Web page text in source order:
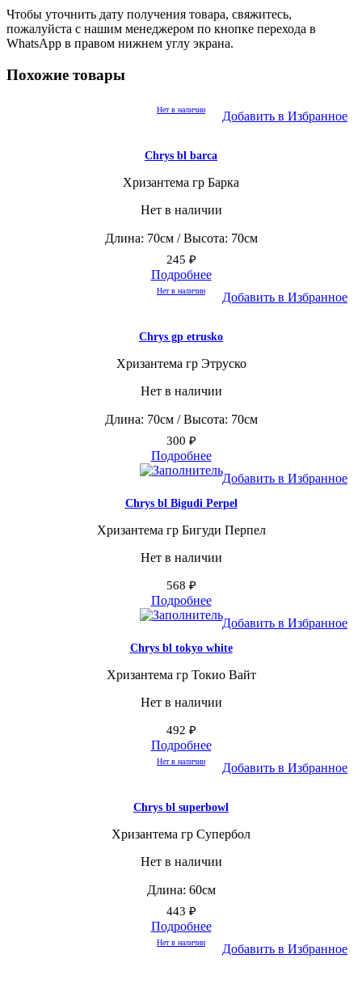
Чтобы уточнить дату получения товара, свяжитесь,
пожалуйста с нашим менеджером по кнопке перехода в
WhatsApp в правом нижнем углу экрана.
Похожие товары
Нет в наличии Добавить в Избранное
Chrys bl barca
Хризантема гр Барка
Нет в наличии
Длина: 70см / Высота: 70см
245 ₽
Подробнее
Нет в наличии Добавить в Избранное
Chrys gp etrusko
Хризантема гр Этруско
Нет в наличии
Длина: 70см / Высота: 70см
300 ₽
Подробнее
Добавить в Избранное
Chrys bl Bigudi Perpel
Хризантема гр Бигуди Перпел
Нет в наличии
568 ₽
Подробнее
Добавить в Избранное
Chrys bl tokyo white
Хризантема гр Токио Вайт
Нет в наличии
492 ₽
Подробнее
Нет в наличии Добавить в Избранное
Chrys bl superbowl
Хризантема гр Супербол
Нет в наличии
Длина: 60см
443 ₽
Подробнее
Нет в наличии Добавить в Избранное